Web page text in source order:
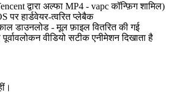
द्वारा अल्फा MP4 - vapc कॉन्फ़िग शामिल)
पर हार्डवेयर-त्वरित प्लेबैक
डाउनलोड - मूल फ़ाइल वितरित की गई
पूर्वावलोकन वीडियो सटीक एनीमेशन दिखाता है